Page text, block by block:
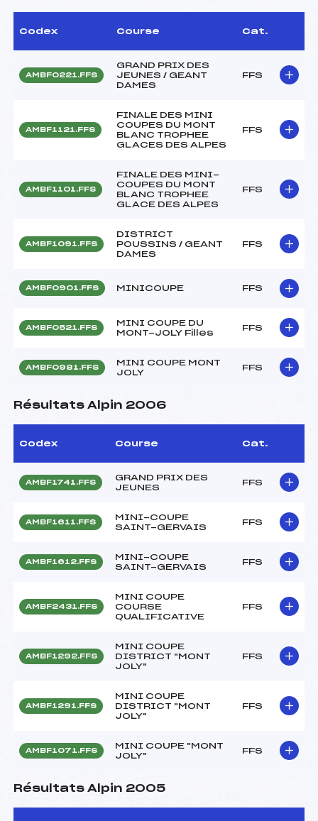
Codex Course Cat.
AMBF0221.FFS
GRAND PRIX DES
JEUNES / GEANT
DAMES
FFS
AMBF1121.FFS
FINALE DES MINI
COUPES DU MONT
BLANC TROPHEE
GLACES DES ALPES
FFS
AMBF1101.FFS
FINALE DES MINI-
COUPES DU MONT
BLANC TROPHEE
GLACE DES ALPES
FFS
AMBF1091.FFS
DISTRICT
POUSSINS / GEANT
DAMES
FFS
AMBF0901.FFS MINICOUPE FFS
AMBF0521.FFS
MINI COUPE DU
MONT-JOLY Filles
FFS
AMBF0981.FFS
MINI COUPE MONT
JOLY
FFS
Résultats Alpin 2006
Codex Course Cat.
AMBF1741.FFS
GRAND PRIX DES
JEUNES
FFS
AMBF1611.FFS
MINI-COUPE
SAINT-GERVAIS
FFS
AMBF1612.FFS
MINI-COUPE
SAINT-GERVAIS
FFS
AMBF2431.FFS
MINI COUPE
COURSE
QUALIFICATIVE
FFS
AMBF1292.FFS
MINI COUPE
DISTRICT "MONT
JOLY"
FFS
AMBF1291.FFS
MINI COUPE
DISTRICT "MONT
JOLY"
FFS
AMBF1071.FFS
MINI COUPE "MONT
JOLY"
FFS
Résultats Alpin 2005